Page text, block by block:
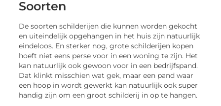
Soorten
De soorten schilderijen die kunnen worden gekocht
en uiteindelijk opgehangen in het huis zijn natuurlijk
eindeloos. En sterker nog, grote schilderijen kopen
hoeft niet eens perse voor in een woning te zijn. Het
kan natuurlijk ook gewoon voor in een bedrijfspand.
Dat klinkt misschien wat gek, maar een pand waar
een hoop in wordt gewerkt kan natuurlijk ook super
handig zijn om een groot schilderij in op te hangen.